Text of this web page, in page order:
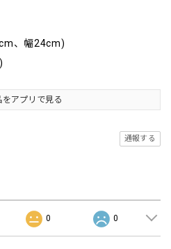
、幅24cm)
をアプリで見る
通報する
0 0